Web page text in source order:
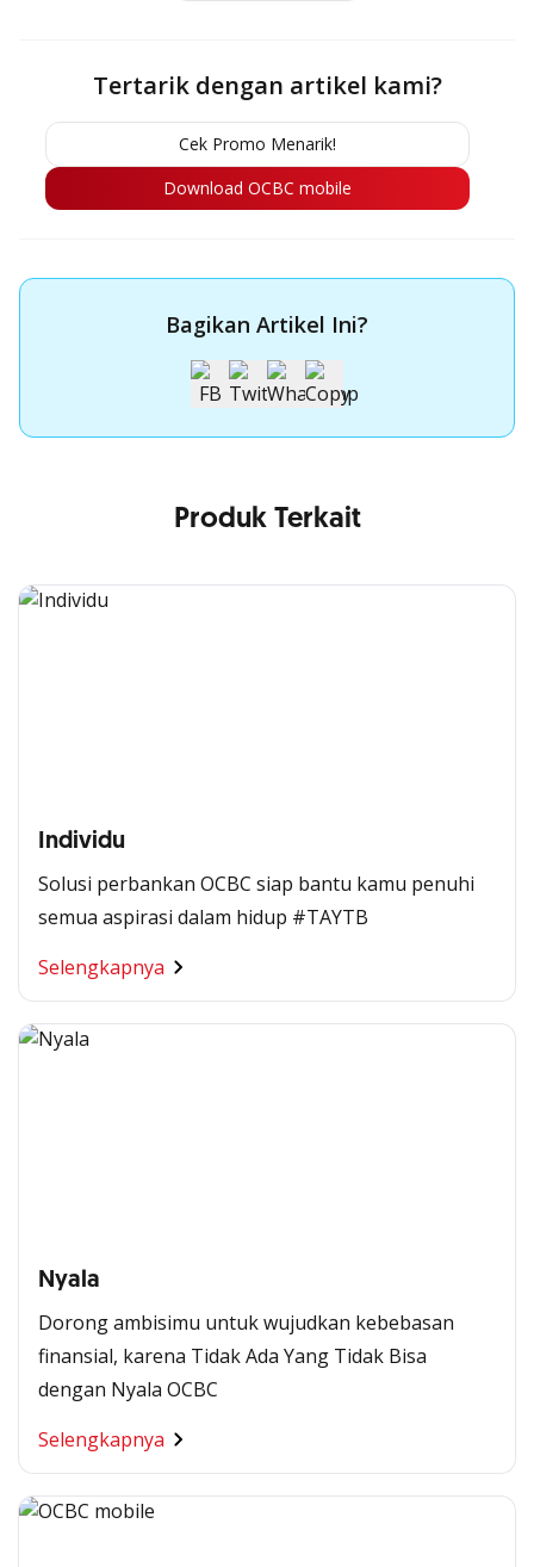
Tertarik dengan artikel kami?
Cek Promo Menarik!
Download OCBC mobile
Bagikan Artikel Ini?
Produk Terkait
Individu
Solusi perbankan OCBC siap bantu kamu penuhi
semua aspirasi dalam hidup #TAYTB
Selengkapnya
Nyala
Dorong ambisimu untuk wujudkan kebebasan
finansial, karena Tidak Ada Yang Tidak Bisa
dengan Nyala OCBC
Selengkapnya